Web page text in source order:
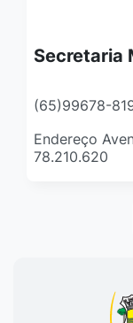
Secretaria
(65)99678-
Endereço
78.210.620